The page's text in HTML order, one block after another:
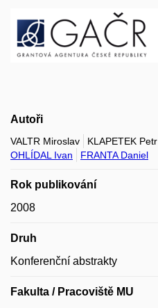
Autoři
VALTR Miroslav KLAPETEK Petr
OHLÍDAL Ivan
FRANTA Daniel
Rok publikování
2008
Druh
Konferenční abstrakty
Fakulta / Pracoviště MU